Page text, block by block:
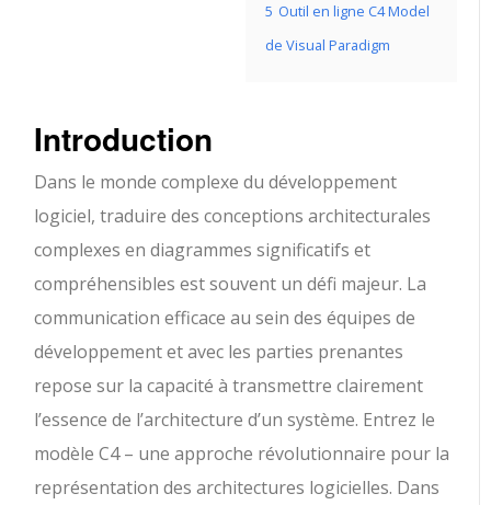
5 Outil en ligne C4 Model
de Visual Paradigm
Introduction
Dans le monde complexe du développement
logiciel, traduire des conceptions architecturales
complexes en diagrammes significatifs et
compréhensibles est souvent un défi majeur. La
communication efficace au sein des équipes de
développement et avec les parties prenantes
repose sur la capacité à transmettre clairement
l’essence de l’architecture d’un système. Entrez le
modèle C4 – une approche révolutionnaire pour la
représentation des architectures logicielles. Dans